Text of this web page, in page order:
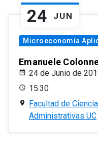
24 JUN
Microeconomía
Emanuele
24 de Junio de
15:30
Facultad de
Administrativas UC